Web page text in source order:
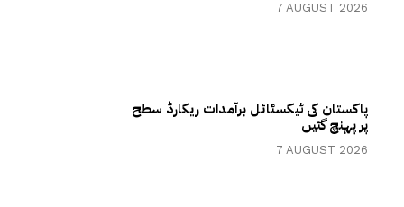
7 AUGUST 2026
پاکستان کی ٹیکسٹائل برآمدات ریکارڈ سطح
پر پہنچ گئیں
7 AUGUST 2026